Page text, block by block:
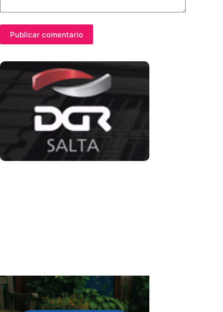
Publicar comentario